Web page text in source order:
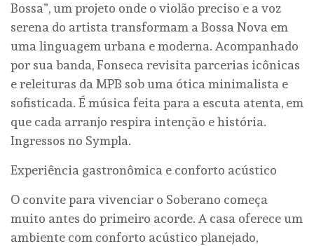
Bossa”, um projeto onde o violão preciso e a voz
serena do artista transformam a Bossa Nova em
uma linguagem urbana e moderna. Acompanhado
por sua banda, Fonseca revisita parcerias icônicas
e releituras da MPB sob uma ótica minimalista e
sofisticada. É música feita para a escuta atenta, em
que cada arranjo respira intenção e história.
Ingressos no Sympla.
Experiência gastronômica e conforto acústico
O convite para vivenciar o Soberano começa
muito antes do primeiro acorde. A casa oferece um
ambiente com conforto acústico planejado,